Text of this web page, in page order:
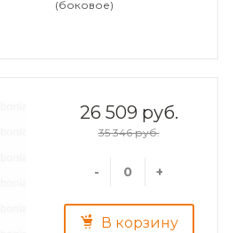
(боковое)
26 509 руб.
35 346 руб.
- +
В корзину